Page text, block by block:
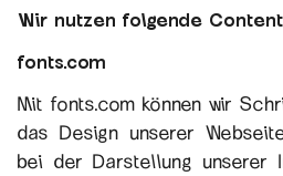
Wir nutzen folgende
fonts.com
Mit fonts.com können wir
das Design unserer
bei der Darstellung unserer